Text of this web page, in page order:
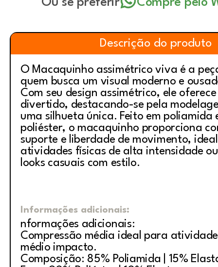
Descrição do produto
O Macaquinho assimétrico viva é a
quem busca um visual moderno e
Com seu design assimétrico, ele
divertido, destacando-se pela
uma silhueta única. Feito em poliamida
poliéster, o macaquinho proporciona
suporte e liberdade de movimento,
atividades físicas de alta intensidade
looks casuais com estilo.
Informações adicionais:
nformações adicionais:
Compressão média ideal para
médio impacto.
Composição: 85% Poliamida | 15%